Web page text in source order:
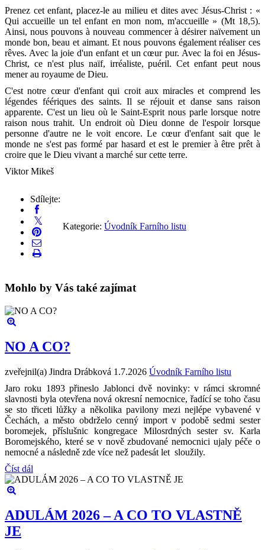
Prenez cet enfant, placez-le au milieu et dites avec Jésus-Christ : «
Qui accueille un tel enfant en mon nom, m'accueille » (Mt 18,5).
Ainsi, nous pouvons à nouveau commencer à désirer naïvement un
monde bon, beau et aimant. Et nous pouvons également réaliser ces
rêves. Avec la joie d'un enfant et un cœur pur. Avec la foi en Jésus-
Christ, ce n'est plus naïf, irréaliste, puéril. Cet enfant peut nous
mener au royaume de Dieu.
C'est notre cœur d'enfant qui croit aux miracles et comprend les
légendes féériques des saints. Il se réjouit et danse sans raison
apparente. C'est un lieu où le Saint-Esprit nous parle lorsque notre
raison nous trahit. Un endroit où Dieu donne de l'espoir lorsque
personne d'autre ne le voit encore. Le cœur d'enfant sait que le
monde ne s'est pas formé par hasard et est le premier à être prêt à
croire que le Dieu vivant a marché sur cette terre.
Viktor Mikeš
Sdílejte:
Kategorie: Úvodník Farního listu
Mohlo by Vás také zajímat
NO A CO?
zveřejnil(a) Jindra Drábková 1.7.2026 Úvodník Farního listu
Jaro roku 1893 přineslo Jablonci dvě novinky: v rámci skromné
slavnosti byla otevřena nová okresní nemocnice, řadící se toho času
se sto třiceti lůžky a několika pavilony mezi nejlépe vybavené v
Čechách, a město obdrželo cenný import v podobě sedmi sester
boromejek, příslušnic kongregace Milosrdných sester sv. Karla
Boromejského, které se v nově zbudované nemocnici ujaly péče o
nemocné a následně zde více než padesát let sloužily.
Číst dál
ADULÁM 2026 – A CO TO VLASTNĚ
JE